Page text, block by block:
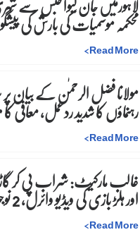
محکمہ موسمیات کی بارش کی
Read More
>
مولانا فضل الرحمٰن کے بیان
رہنماؤں کا شدید ردعمل، معافی
Read More
>
غالب مارکیٹ: شراب پی کر
اور ہلڑ بازی کی ویڈیو وائرل، 2 نوجوان گرفتار
Read More
>